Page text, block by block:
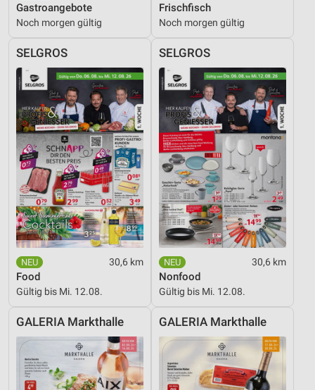
Gastroangebote
Noch morgen gültig
Frischfisch
Noch morgen gültig
SELGROS
30,6 km
Food
Gültig bis Mi. 12.08.
SELGROS
30,6 km
Nonfood
Gültig bis Mi. 12.08.
GALERIA Markthalle GALERIA Markthalle